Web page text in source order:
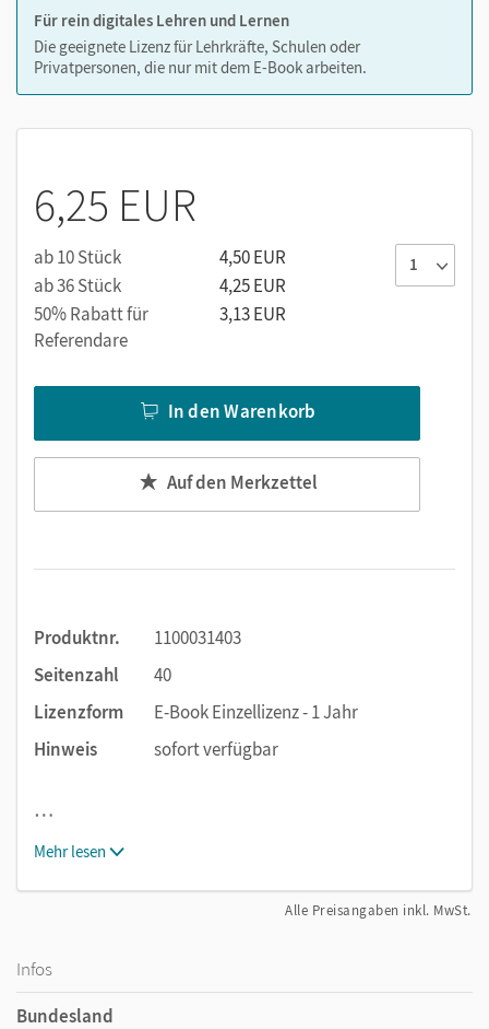
Für rein digitales Lehren und Lernen
Die geeignete Lizenz für Lehrkräfte, Schulen oder
Privatpersonen, die nur mit dem E-Book arbeiten.
6,25 EUR
ab 10 Stück
4,50 EUR
ab 36 Stück
4,25 EUR
50% Rabatt für
Referendare
3,13 EUR
In den Warenkorb
Auf den Merkzettel
Produktnr.
1100031403
Seitenzahl
40
Lizenzform
E-Book Einzellizenz - 1 Jahr
Hinweis
sofort verfügbar
…
Mehr lesen
Alle Preisangaben inkl. MwSt.
Infos
Bundesland